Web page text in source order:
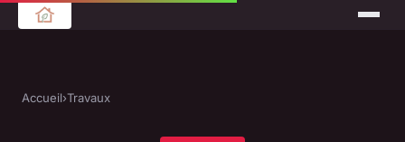
Accueil›Travaux